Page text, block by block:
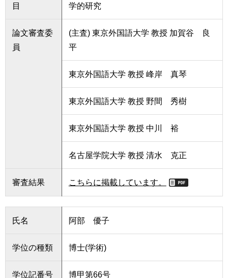
目
学的研究
論文審査委
員
(主査) 東京外国語大学 教授 加賀谷 良
平
東京外国語大学 教授 峰岸 真琴
東京外国語大学 教授 野間 秀樹
東京外国語大学 教授 中川 裕
名古屋学院大学 教授 清水 克正
審査結果 こちらに掲載しています。
氏名 阿部 優子
学位の種類 博士(学術)
学位記番号 博甲第66号